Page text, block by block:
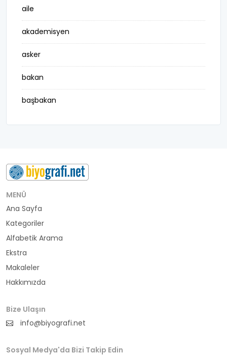
aile
akademisyen
asker
bakan
başbakan
belediye başkanı
buluş
bürokrat
büyükelçi
cumhurbaşkanı
din adamı
doktor
fotoğrafçı
futbol
MENÜ
Ana Sayfa
Kategoriler
Alfabetik Arama
Ekstra
Makaleler
Hakkımızda
Bize Ulaşın
info@biyografi.net
Sosyal Medya'da Bizi Takip Edin